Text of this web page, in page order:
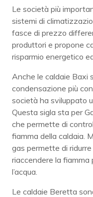
Le società più
sistemi di
fasce di prezzo
produttori e propone
risparmio energetico
Anche le caldaie Baxi
condensazione più
società ha sviluppato
Questa sigla sta per
che permette di
fiamma della caldaia.
gas permette di
riaccendere la
l’acqua.
Le caldaie Beretta